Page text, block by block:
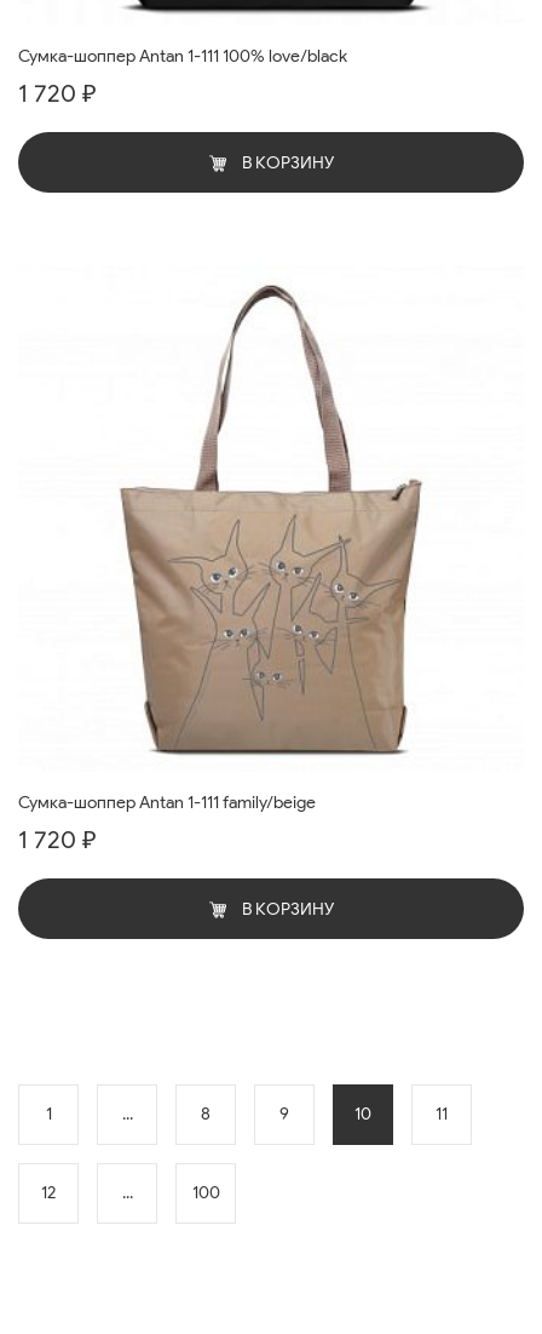
Сумка-шоппер Antan 1-111 100% love/black
1 720 ₽
В КОРЗИНУ
Сумка-шоппер Antan 1-111 family/beige
1 720 ₽
В КОРЗИНУ
1 ... 8 9 10 11
12 ... 100